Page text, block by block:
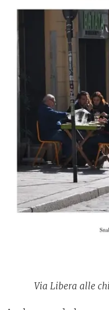
Via Libera alle